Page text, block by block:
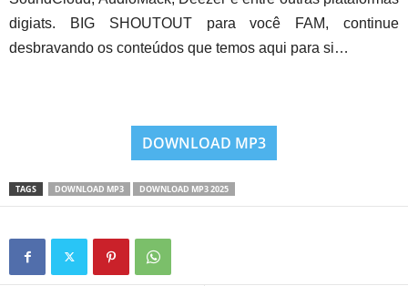
digiats. BIG SHOUTOUT para você FAM, continue
desbravando os conteúdos que temos aqui para si…
DOWNLOAD MP3
TAGS DOWNLOAD MP3 DOWNLOAD MP3 2025